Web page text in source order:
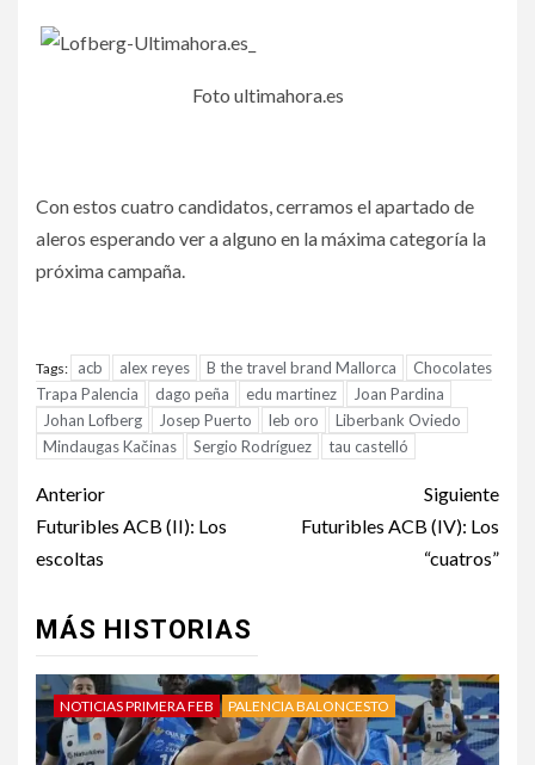
Foto ultimahora.es
Con estos cuatro candidatos, cerramos el apartado de
aleros esperando ver a alguno en la máxima categoría la
próxima campaña.
Tags: acb alex reyes B the travel brand Mallorca
Chocolates
Trapa Palencia
dago peña edu martinez
Joan Pardina
Johan Lofberg
Josep Puerto leb oro
Liberbank Oviedo
Mindaugas Kačinas
Sergio Rodríguez tau castelló
Anterior
Futuribles ACB (II): Los
escoltas
Siguiente
Futuribles ACB (IV): Los
“cuatros”
MÁS HISTORIAS
NOTICIAS PRIMERA FEB PALENCIA BALONCESTO